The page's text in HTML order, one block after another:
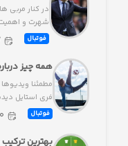
در کنار مربی
شهرت و اهمیت
فوتبال
همه چیز
مطمئنا
فری استایل
فوتبال
بهترین